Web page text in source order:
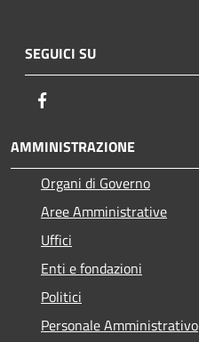
SEGUICI SU
AMMINISTRAZIONE
Organi di Governo
Aree Amministrative
Uffici
Enti e fondazioni
Politici
Personale Amministrativo